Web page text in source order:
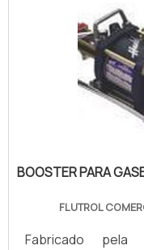
de Pressão e
mesmo princípio
bombas hidropn.
BOOSTER PARA
FLUTROL
Fabricado